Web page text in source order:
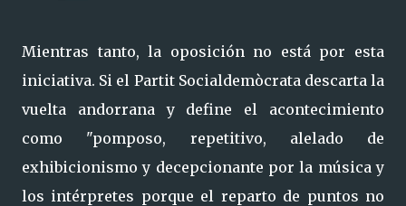
Mientras tanto, la oposición no está por esta
iniciativa. Si el Partit Socialdemòcrata descarta la
vuelta andorrana y define el acontecimiento
como "pomposo, repetitivo, alelado de
exhibicionismo y decepcionante por la música y
los intérpretes porque el reparto de puntos no